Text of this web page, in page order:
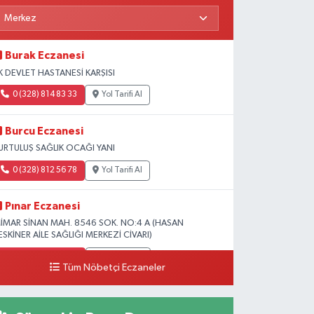
Burak Eczanesi
DEVLET HASTANESİ KARŞISI
0 (328) 814 83 33 Yol Tarifi Al
Burcu Eczanesi
SAĞLIK OCAĞI YANI
0 (328) 812 56 78 Yol Tarifi Al
Pınar Eczanesi
SİNAN MAH. 8546 SOK. NO:4 A (HASAN
AİLE SAĞLIĞI MERKEZİ CİVARI)
Tüm Nöbetçi Eczaneler